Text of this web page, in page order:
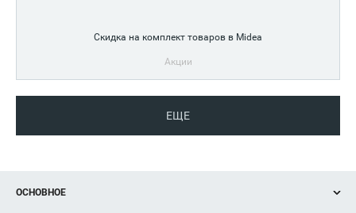
Скидка на комплект товаров в Midea
Акции
ЕЩЕ
ОСНОВНОЕ